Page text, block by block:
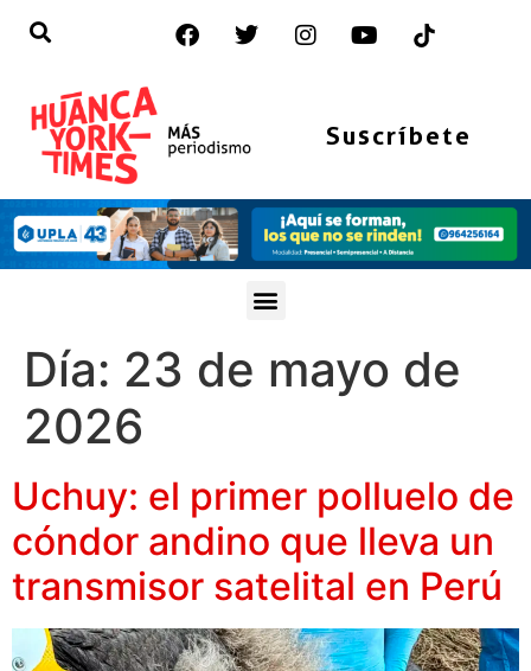
Suscríbete
Día: 23 de mayo de
2026
Uchuy: el primer polluelo de
cóndor andino que lleva un
transmisor satelital en Perú